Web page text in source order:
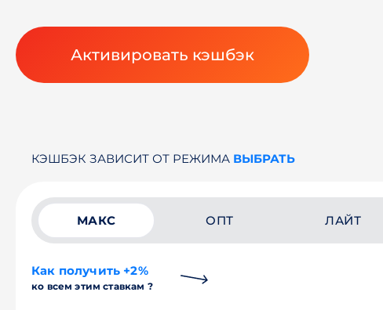
Активировать кэшбэк
КЭШБЭК ЗАВИСИТ ОТ РЕЖИМА ВЫБРАТЬ
МАКС ОПТ ЛАЙТ
Как получить +2%
ко всем этим ставкам ?